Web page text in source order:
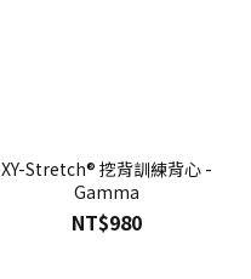
XY-Stretch® 挖背訓練背心 -
Gamma
NT$980